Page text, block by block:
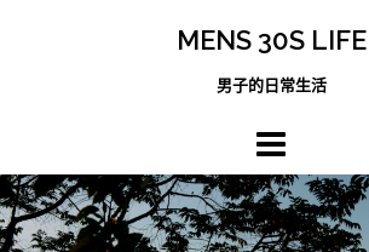
MENS 30S LIFE
男子的日常生活